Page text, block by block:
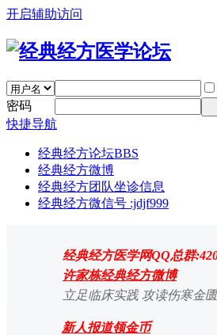
开启辅助访问
密码
快捷导航
经典经方论坛BBS
经典经方微博
经典经方团队坐诊信息
经典经方微信号 :jdjf999
经典经方医学网QQ总群
许家栋经典经方微博
立足临床实践 攻读伤寒金匮
新人报道领金币